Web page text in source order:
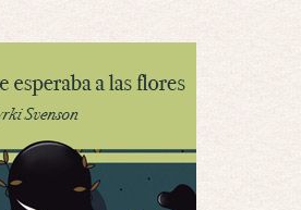
En Llamas
ayer al cine y la ver …
cadáver